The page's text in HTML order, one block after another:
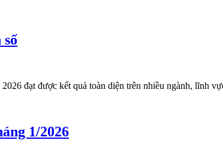
số
đạt được kết quả toàn diện trên nhiều ngành, lĩnh
1/2026